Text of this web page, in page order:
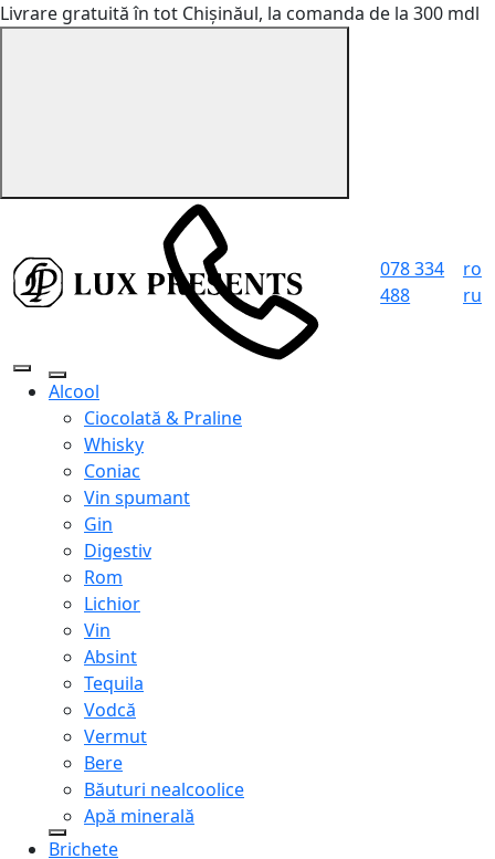
Livrare gratuită în tot Chișinăul, la comanda de la 300 mdl
078 334
488
ro
ru
Alcool
Ciocolată & Praline
Whisky
Coniac
Vin spumant
Gin
Digestiv
Rom
Lichior
Vin
Absint
Tequila
Vodcă
Vermut
Bere
Băuturi nealcoolice
Apă minerală
Brichete